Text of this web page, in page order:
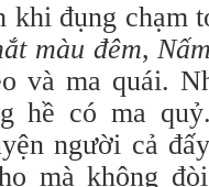
khi đụng chạm
màu đêm,
và ma quái.
hề có ma
người cả
mà không